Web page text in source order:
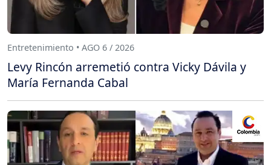
Entretenimiento • AGO 6 / 2026
Levy Rincón arremetió contra Vicky Dávila y
María Fernanda Cabal